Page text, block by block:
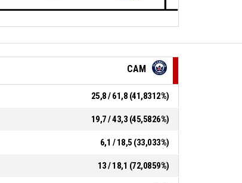
CAM
25,8 / 61,8 (41,8312%)
19,7 / 43,3 (45,5826%)
6,1 / 18,5 (33,033%)
13 / 18,1 (72,0859%)